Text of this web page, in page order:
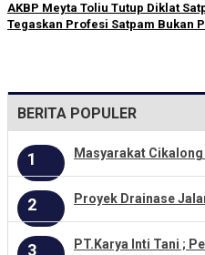
AKBP Meyta Toliu Tutup Diklat
Tegaskan Profesi Satpam Bukan
BERITA POPULER
1 Masyarakat
2 Proyek Drainase
3 PT.Karya Inti Tani ;